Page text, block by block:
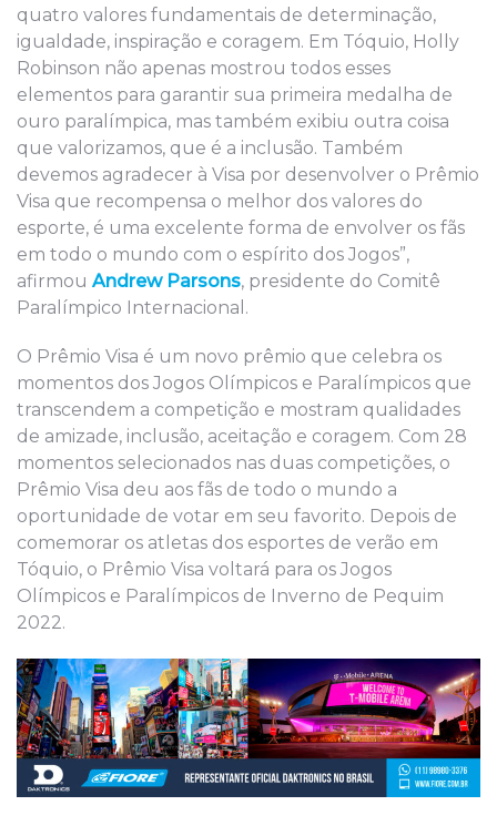
quatro valores fundamentais de determinação,
igualdade, inspiração e coragem. Em Tóquio, Holly
Robinson não apenas mostrou todos esses
elementos para garantir sua primeira medalha de
ouro paralímpica, mas também exibiu outra coisa
que valorizamos, que é a inclusão. Também
devemos agradecer à Visa por desenvolver o Prêmio
Visa que recompensa o melhor dos valores do
esporte, é uma excelente forma de envolver os fãs
em todo o mundo com o espírito dos Jogos”,
afirmou Andrew Parsons, presidente do Comitê
Paralímpico Internacional.
O Prêmio Visa é um novo prêmio que celebra os
momentos dos Jogos Olímpicos e Paralímpicos que
transcendem a competição e mostram qualidades
de amizade, inclusão, aceitação e coragem. Com 28
momentos selecionados nas duas competições, o
Prêmio Visa deu aos fãs de todo o mundo a
oportunidade de votar em seu favorito. Depois de
comemorar os atletas dos esportes de verão em
Tóquio, o Prêmio Visa voltará para os Jogos
Olímpicos e Paralímpicos de Inverno de Pequim
2022.